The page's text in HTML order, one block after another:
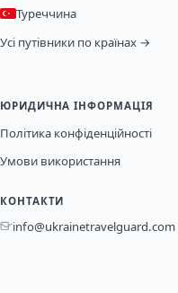
Туреччина
Усі путівники по країнах →
ЮРИДИЧНА ІНФОРМАЦІЯ
Політика конфіденційності
Умови використання
КОНТАКТИ
info@ukrainetravelguard.com